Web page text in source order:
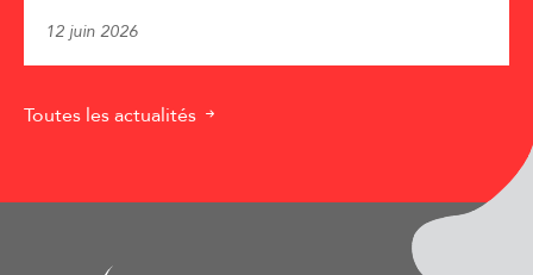
12 juin 2026
Toutes les actualités